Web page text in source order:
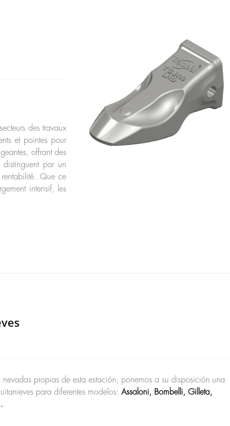
des travaux
et pointes pour
offrant des
par un
Que ce
intensif, les
nevadas propias de esta estación, ponemos a su disposición una
para diferentes modelos: Assaloni, Bombelli, Gilleta,